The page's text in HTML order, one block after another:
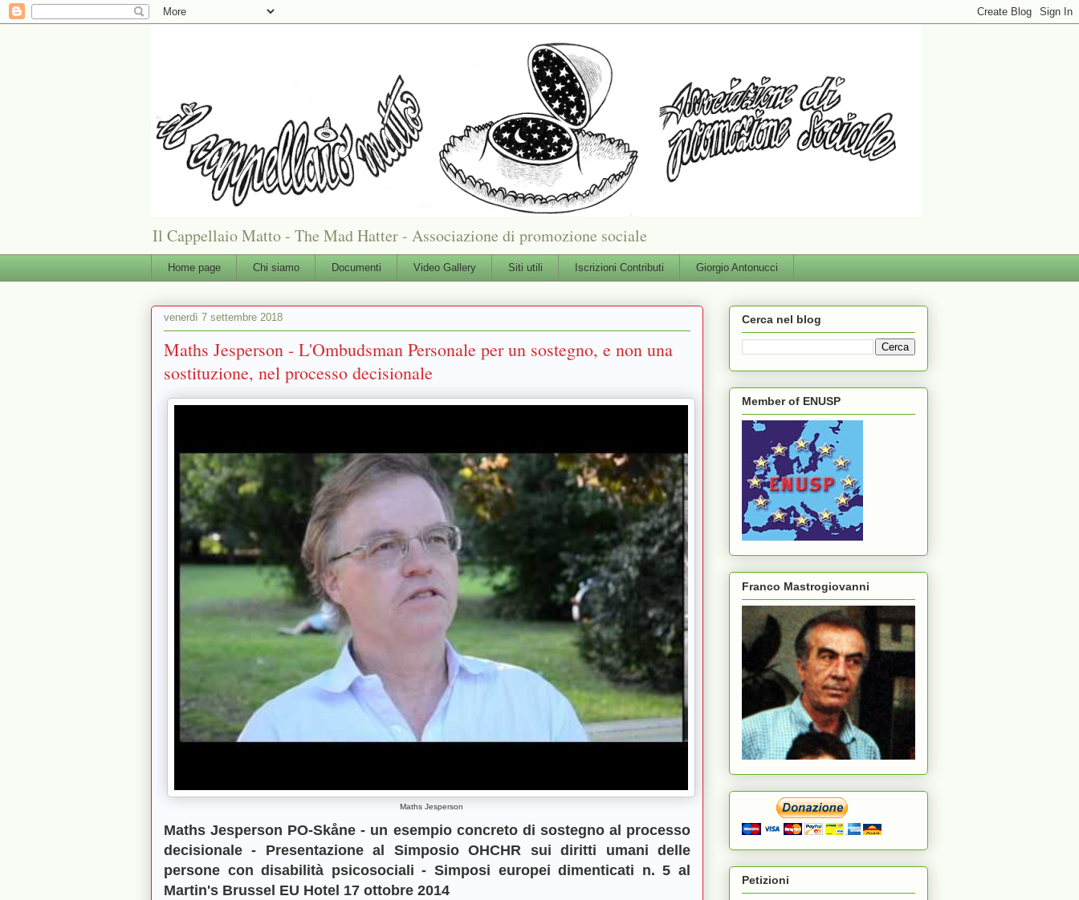
Il Cappellaio Matto - The Mad Hatter - Associazione di promozione sociale
Home page Chi siamo Documenti Video Gallery Siti utili Iscrizioni Contributi Giorgio Antonucci
venerdì 7 settembre 2018
Maths Jesperson - L'Ombudsman Personale per un sostegno, e non una
sostituzione, nel processo decisionale
Maths Jesperson
Maths Jesperson PO-Skåne - un esempio concreto di sostegno al processo
decisionale - Presentazione al Simposio OHCHR sui diritti umani delle
persone con disabilità psicosociali - Simposi europei dimenticati n. 5 al
Martin's Brussel EU Hotel 17 ottobre 2014
Cerca nel blog
Member of ENUSP
Franco Mastrogiovanni
Petizioni